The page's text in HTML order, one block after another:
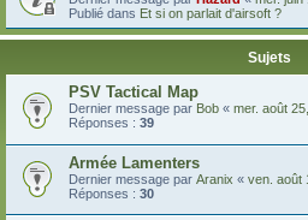
Publié dans Et si on parlait d'airsoft ?
Sujets
PSV Tactical Map
Dernier message par Bob « mer. août
Réponses : 39
Armée Lamenters
Dernier message par Aranix « ven. août
Réponses : 30